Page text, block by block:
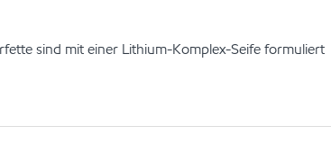
sind mit einer Lithium-Komplex-Seife formuliert